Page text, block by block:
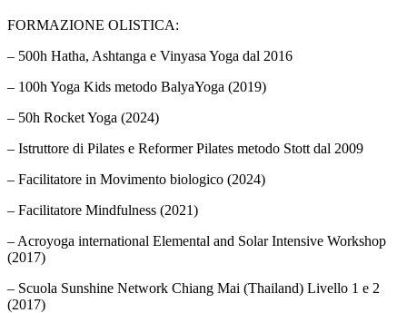
FORMAZIONE OLISTICA:
– 500h Hatha, Ashtanga e Vinyasa Yoga dal 2016
– 100h Yoga Kids metodo BalyaYoga (2019)
– 50h Rocket Yoga (2024)
– Istruttore di Pilates e Reformer Pilates metodo Stott dal 2009
– Facilitatore in Movimento biologico (2024)
– Facilitatore Mindfulness (2021)
– Acroyoga international Elemental and Solar Intensive Workshop
(2017)
– Scuola Sunshine Network Chiang Mai (Thailand) Livello 1 e 2
(2017)